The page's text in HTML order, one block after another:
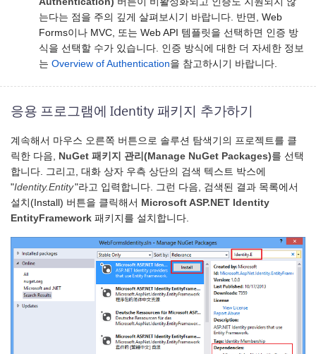
는다는 점을 주의 깊게 살펴보시기 바랍니다. 반면, Web
Forms이나 MVC, 또는 Web API 템플릿을 선택하면 인증 방
식을 선택할 수가 있습니다. 인증 방식에 대한 더 자세한 정보
는 Overview of Authentication을 참고하시기 바랍니다.
응용 프로그램에 Identity 패키지 추가하기
계속해서 마우스 오른쪽 버튼으로 솔루션 탐색기의 프로젝트를 클
릭한 다음, NuGet 패키지 관리(Manage NuGet Packages)를 선택
합니다. 그리고, 대화 상자 우측 상단의 검색 텍스트 박스에
"Identity.Entity"라고 입력합니다. 그런 다음, 검색된 결과 목록에서
설치(Install) 버튼을 클릭해서 Microsoft ASP.NET Identity
EntityFramework 패키지를 설치합니다.